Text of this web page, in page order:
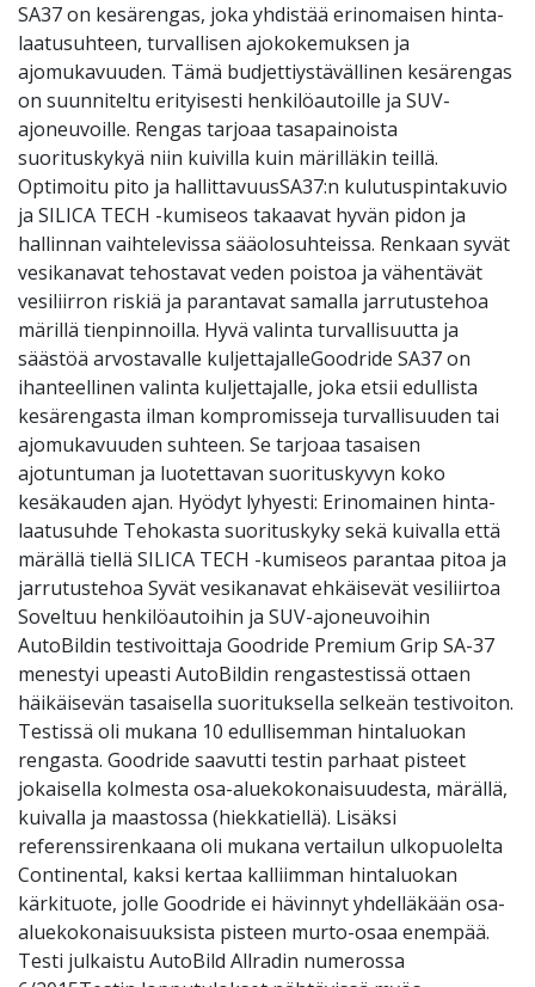
SA37 on kesärengas, joka yhdistää erinomaisen hinta-
laatusuhteen, turvallisen ajokokemuksen ja
ajomukavuuden. Tämä budjettiystävällinen kesärengas
on suunniteltu erityisesti henkilöautoille ja SUV-
ajoneuvoille. Rengas tarjoaa tasapainoista
suorituskykyä niin kuivilla kuin märilläkin teillä.
Optimoitu pito ja hallittavuusSA37:n kulutuspintakuvio
ja SILICA TECH -kumiseos takaavat hyvän pidon ja
hallinnan vaihtelevissa sääolosuhteissa. Renkaan syvät
vesikanavat tehostavat veden poistoa ja vähentävät
vesiliirron riskiä ja parantavat samalla jarrutustehoa
märillä tienpinnoilla. Hyvä valinta turvallisuutta ja
säästöä arvostavalle kuljettajalleGoodride SA37 on
ihanteellinen valinta kuljettajalle, joka etsii edullista
kesärengasta ilman kompromisseja turvallisuuden tai
ajomukavuuden suhteen. Se tarjoaa tasaisen
ajotuntuman ja luotettavan suorituskyvyn koko
kesäkauden ajan. Hyödyt lyhyesti: Erinomainen hinta-
laatusuhde Tehokasta suorituskyky sekä kuivalla että
märällä tiellä SILICA TECH -kumiseos parantaa pitoa ja
jarrutustehoa Syvät vesikanavat ehkäisevät vesiliirtoa
Soveltuu henkilöautoihin ja SUV-ajoneuvoihin
AutoBildin testivoittaja Goodride Premium Grip SA-37
menestyi upeasti AutoBildin rengastestissä ottaen
häikäisevän tasaisella suorituksella selkeän testivoiton.
Testissä oli mukana 10 edullisemman hintaluokan
rengasta. Goodride saavutti testin parhaat pisteet
jokaisella kolmesta osa-aluekokonaisuudesta, märällä,
kuivalla ja maastossa (hiekkatiellä). Lisäksi
referenssirenkaana oli mukana vertailun ulkopuolelta
Continental, kaksi kertaa kalliimman hintaluokan
kärkituote, jolle Goodride ei hävinnyt yhdelläkään osa-
aluekokonaisuuksista pisteen murto-osaa enempää.
Testi julkaistu AutoBild Allradin numerossa